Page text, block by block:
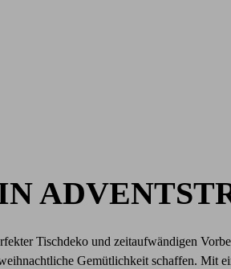
Tischdeko und zeitaufwändigen
Gemütlichkeit schaffen. Mit